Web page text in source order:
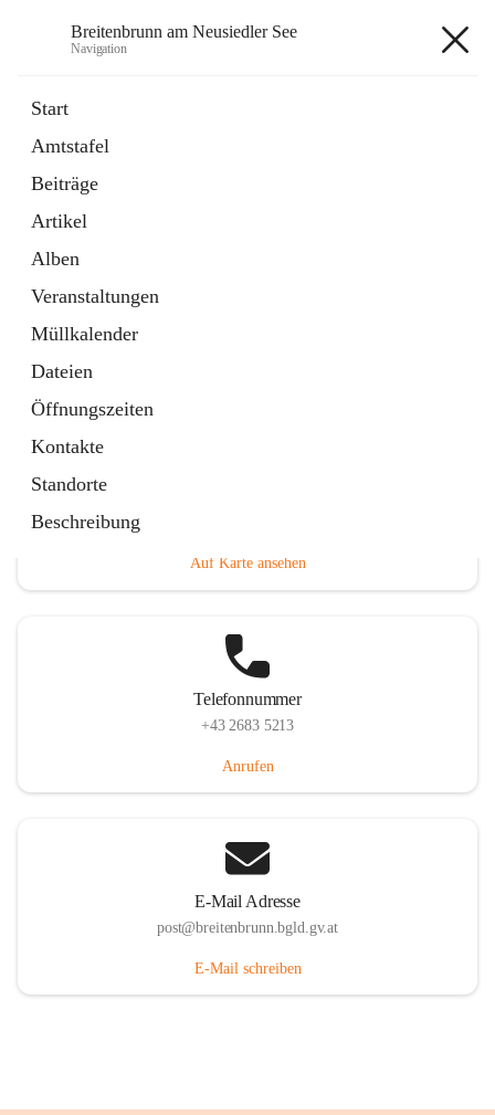
Breitenbrunn am Neusiedler See
Navigation
Start
Amtstafel
Beiträge
Artikel
Alben
Veranstaltungen
Müllkalender
Dateien
Öffnungszeiten
Kontakte
Standorte
Beschreibung
18 Schnellzugriffe
Gemeindeservice
Auf Karte ansehen
Telefonnummer
+43 2683 5213
Anrufen
E-Mail Adresse
post@breitenbrunn.bgld.gv.at
E-Mail schreiben